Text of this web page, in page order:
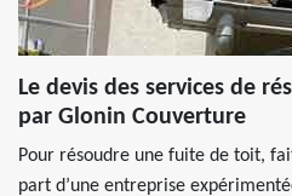
Le devis des services de
par Glonin Couverture
Pour résoudre une fuite de toit,
part d’une entreprise